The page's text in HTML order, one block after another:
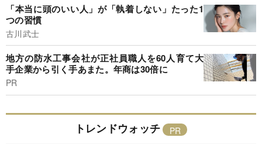
「本当に頭のいい人」が「執着しない」たった1
つの習慣
古川武士
地方の防水工事会社が正社員職人を60人育て大
手企業から引く手あまた。年商は30倍に
PR
トレンドウォッチ